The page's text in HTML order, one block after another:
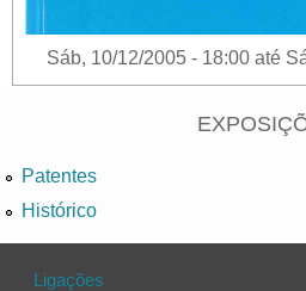
Sáb, 10/12/2005 - 18:00 até
Patentes
Histórico
Ligações